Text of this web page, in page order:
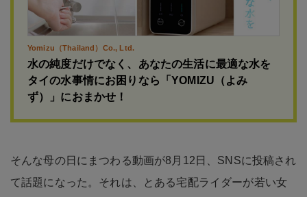
Yomizu（Thailand）Co., Ltd.
水の純度だけでなく、あなたの生活に最適な水を
タイの水事情にお困りなら「YOMIZU（よみ
ず）」におまかせ！
そんな母の日にまつわる動画が8月12日、SNSに投稿され
て話題になった。それは、とある宅配ライダーが若い女